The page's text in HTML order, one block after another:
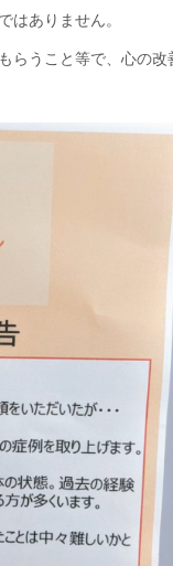
はありません。
うこと等で、心の改